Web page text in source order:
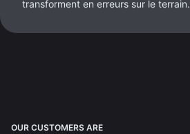
transforment en erreurs sur le terrain.
OUR CUSTOMERS ARE